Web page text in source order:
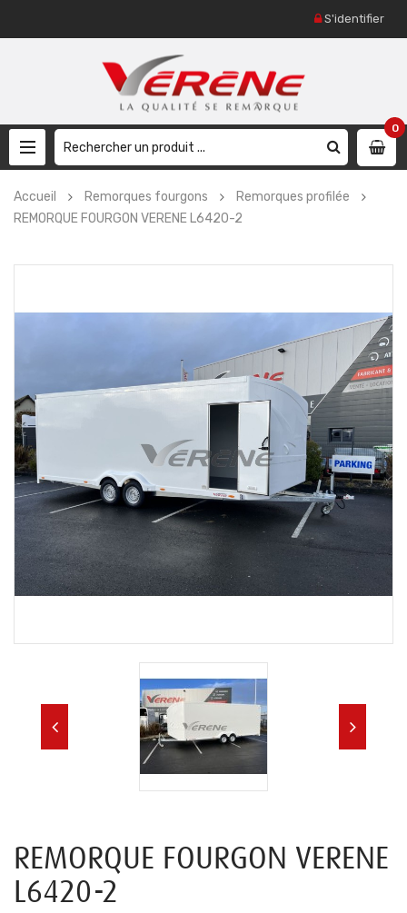
S'identifier
0
Accueil Remorques fourgons
Remorques profilée
REMORQUE FOURGON VERENE L6420-2
REMORQUE FOURGON VERENE
L6420-2